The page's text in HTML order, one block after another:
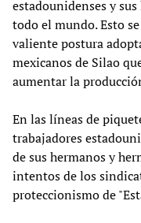
estadounidenses y
todo el mundo. Esto
valiente postura
mexicanos de Silao
aumentar la
En las líneas de
trabajadores
de sus hermanos y
intentos de los
proteccionismo de